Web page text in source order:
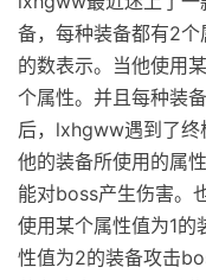
备，每种装备都有2
的数表示。当他使用
个属性。并且每种装
后，lxhgww遇到了
他的装备所使用的属
能对boss产生伤害。
使用某个属性值为1
性值为2的装备攻击